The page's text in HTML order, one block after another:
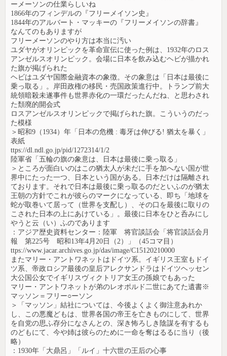
ーメーソンの仕業らしいね
1866年のフィンデルの『フリーメイソン史』
1844年のアルバート・マッキーの『フリーメイソンの辞書』
なんてのもありますが
フリーメーソンのやり方は本当に汚い
ユダヤがオリンピックを革命宣伝に使った例は、1932年のロス
アンゼルスオリンピック。会場に日本を飲み込むヘビが描かれ
た旗が掲げられた
ヘビはユダヤ国際金融資本の象徴。その象意は「日本は最後に
乗っ取る」。岸田政権の移民・売国政策進行中。トランプ前大
統領暗殺未遂事件も世界赤化の一環だったんだね、と思わされ
た頽廃的開会式
ロスアンゼルスオリンピックで掲げられた旗。こういうのだっ
た模様
＞昭和9（1934）年「日本の危機 : 毒牙は伸びる! 猶太を暴く」
表紙
ttps://dl.ndl.go.jp/pid/1272314/1/2
陸軍省「五輪の旗の象意は、日本は最後に乗っ取る」
＞ところが面白いのはこの猶太人が未だに手を加へない国が世
界中にたった一つ、日本という国がある。日本だけは隔離され
ております。それで日本は最後に乗っ取るのだといふのが猶太
王朝の方針でこれが彼らのマークになっている、即ち「地球を
蛇が取巻いて居って（世界を支配し）、その口を最後に取りの
こされた日本の上にあけている」。最後に日本をひと呑みにし
やうと云（い）ふのであります
：アジア歴史資料センター：陸軍 将官談話会「将官談話会月
報 第225号 昭和13年4月20日（2）」（45コマ目）
ttps://www.jacar.archives.go.jp/das/image/C15120210000
またマリー・アントワネットはドイツ系。イギリス王室もドイ
ツ系、帝政ロシア最後の皇后アレクサンドラはドイツヘッセン
大公国公女でイギリスヴィクトリア女王の孫娘でもあった
マリー・アントワネットが弟のレオポルド二世にあてた遺書※
マッソン＝フリー○ーソン
＞「マッソン」結社については、今後よくよく御注意あれか
し、この悪魔どもは、世界各国の帝王を亡きものにして、世界
を自党の思ふ存分になさんとの、深き怖ろしき陰謀を有するも
のどもにて、今や姉は彼らのために一命を奪はるるに当り（後
略）
：1930年「大鼎呂」「ルイ」十六世の王后の心事